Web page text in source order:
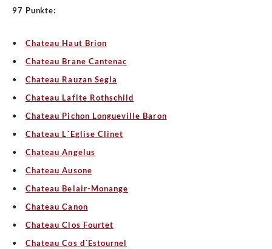
97 Punkte:
Chateau Haut Brion
Chateau Brane Cantenac
Chateau Rauzan Segla
Chateau Lafite Rothschild
Chateau Pichon Longueville Baron
Chateau L´Eglise Clinet
Chateau Angelus
Chateau Ausone
Chateau Belair-Monange
Chateau Canon
Chateau Clos Fourtet
Chateau Cos d´Estournel